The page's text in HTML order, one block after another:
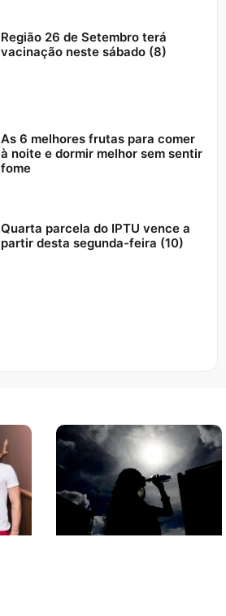
Região 26 de Setembro terá
vacinação neste sábado (8)
As 6 melhores frutas para comer
à noite e dormir melhor sem sentir
fome
Quarta parcela do IPTU vence a
partir desta segunda-feira (10)